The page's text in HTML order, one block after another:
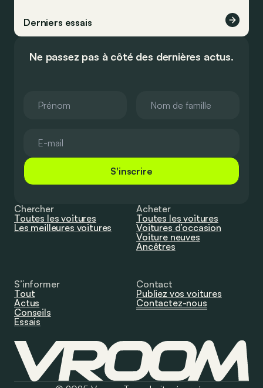
Derniers essais
Ne passez pas à côté des dernières actus.
S'inscrire
Chercher
Toutes les voitures
Les meilleures voitures
Acheter
Toutes les voitures
Voitures d’occasion
Voiture neuves
Ancêtres
S’informer
Tout
Actus
Conseils
Essais
Contact
Publiez vos voitures
Contactez-nous